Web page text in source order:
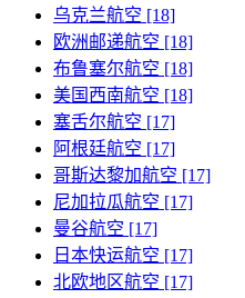
乌克兰航空 [18]
欧洲邮递航空 [18]
布鲁塞尔航空 [18]
美国西南航空 [18]
塞舌尔航空 [17]
阿根廷航空 [17]
哥斯达黎加航空 [17]
尼加拉瓜航空 [17]
曼谷航空 [17]
日本快运航空 [17]
北欧地区航空 [17]